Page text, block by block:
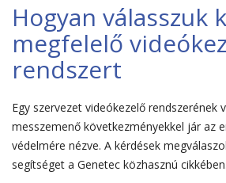
Hogyan válasszuk
megfelelő
rendszert
Egy szervezet videókezelő rendszerének
messzemenő következményekkel jár az
védelmére nézve. A kérdések
segítséget a Genetec közhasznú cikkében.